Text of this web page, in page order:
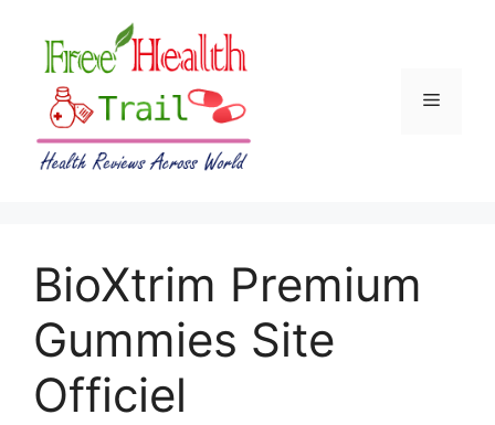
content
Menu
BioXtrim Premium
Gummies Site
Officiel